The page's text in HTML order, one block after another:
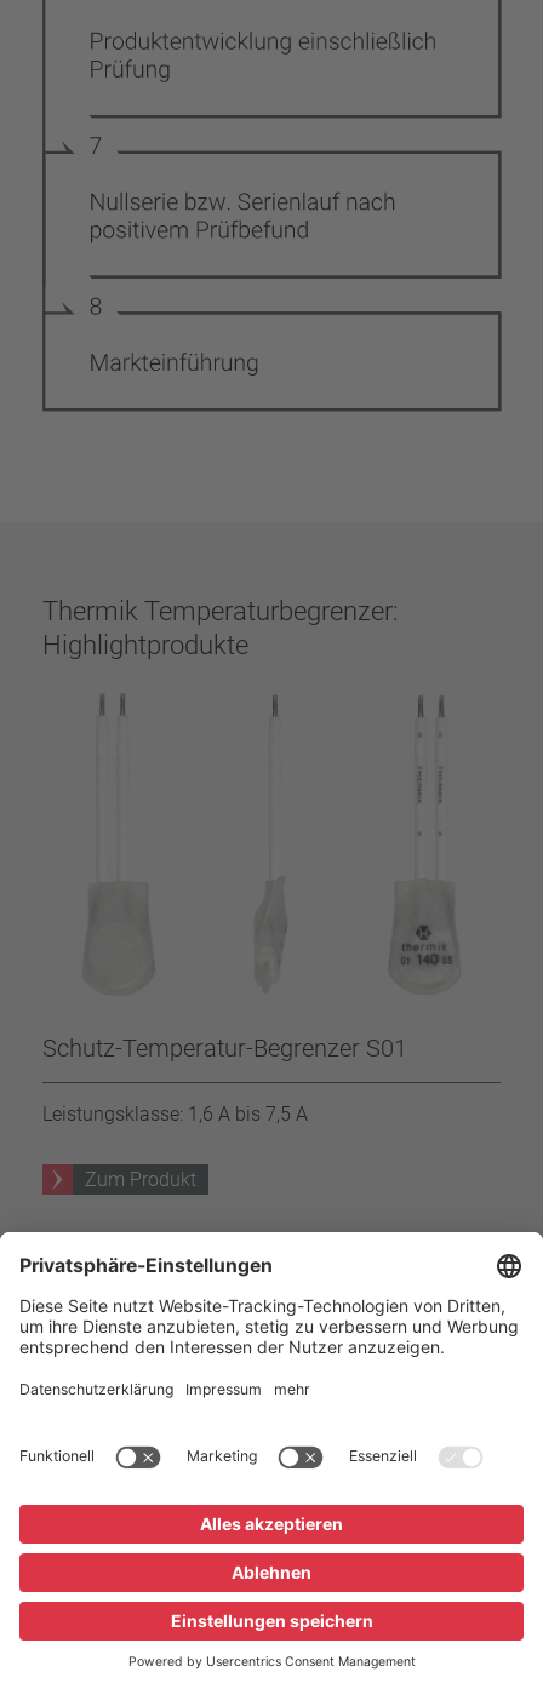
Thermik Temperaturbegrenzer:
Highlightprodukte
Schutz-Temperatur-Begrenzer S01
Leistungsklasse: 1,6 A bis 7,5 A
Zum Produkt
Schutz-Temperatur-Begrenzer S05